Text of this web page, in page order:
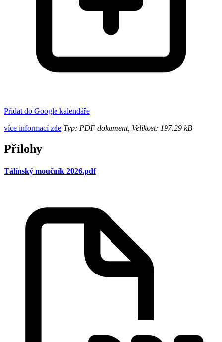
Přidat do Google kalendáře
více informací zde Typ: PDF dokument, Velikost: 197.29 kB
Přílohy
Tálínský moučník 2026.pdf